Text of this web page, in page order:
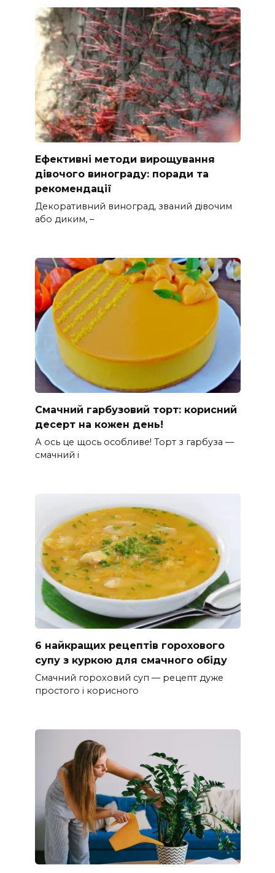
Ефективні методи вирощування
дівочого винограду: поради та
рекомендації
Декоративний виноград, званий дівочим
або диким, –
Смачний гарбузовий торт: корисний
десерт на кожен день!
А ось це щось особливе! Торт з гарбуза —
смачний і
6 найкращих рецептів горохового
супу з куркою для смачного обіду
Смачний гороховий суп — рецепт дуже
простого і корисного